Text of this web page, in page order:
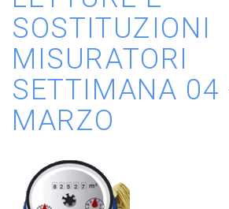
SOSTITUZIONI
MISURATORI
SETTIMANA 04
MARZO